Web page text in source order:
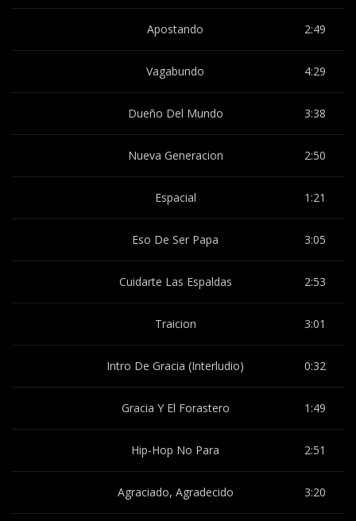
Apostando 2:49
Vagabundo 4:29
Dueño Del Mundo 3:38
Nueva Generacion 2:50
Espacial 1:21
Eso De Ser Papa 3:05
Cuidarte Las Espaldas 2:53
Traicion 3:01
Intro De Gracia (Interludio) 0:32
Gracia Y El Forastero 1:49
Hip-Hop No Para 2:51
Agraciado, Agradecido 3:20